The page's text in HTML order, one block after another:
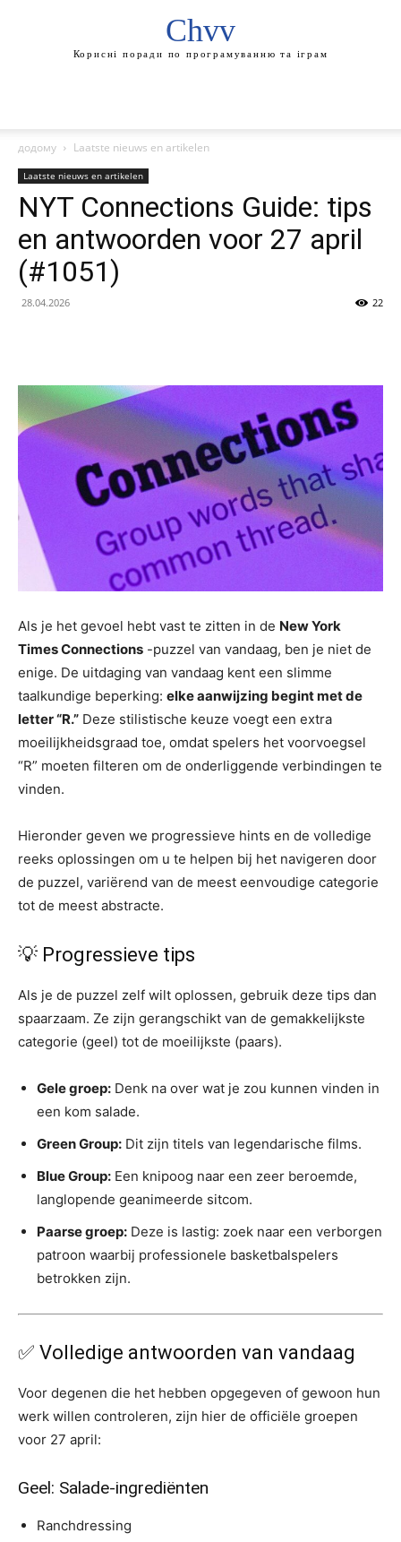
Chvv
Корисні поради по програмуванню та іграм
додому Laatste nieuws en artikelen
Laatste nieuws en artikelen
NYT Connections Guide: tips
en antwoorden voor 27 april
(#1051)
28.04.2026 22
Als je het gevoel hebt vast te zitten in de New York
Times Connections -puzzel van vandaag, ben je niet de
enige. De uitdaging van vandaag kent een slimme
taalkundige beperking: elke aanwijzing begint met de
letter “R.” Deze stilistische keuze voegt een extra
moeilijkheidsgraad toe, omdat spelers het voorvoegsel
“R” moeten filteren om de onderliggende verbindingen te
vinden.
Hieronder geven we progressieve hints en de volledige
reeks oplossingen om u te helpen bij het navigeren door
de puzzel, variërend van de meest eenvoudige categorie
tot de meest abstracte.
💡 Progressieve tips
Als je de puzzel zelf wilt oplossen, gebruik deze tips dan
spaarzaam. Ze zijn gerangschikt van de gemakkelijkste
categorie (geel) tot de moeilijkste (paars).
Gele groep: Denk na over wat je zou kunnen vinden in
een kom salade.
Green Group: Dit zijn titels van legendarische films.
Blue Group: Een knipoog naar een zeer beroemde,
langlopende geanimeerde sitcom.
Paarse groep: Deze is lastig: zoek naar een verborgen
patroon waarbij professionele basketbalspelers
betrokken zijn.
✅ Volledige antwoorden van vandaag
Voor degenen die het hebben opgegeven of gewoon hun
werk willen controleren, zijn hier de officiële groepen
voor 27 april:
Geel: Salade-ingrediënten
Ranchdressing